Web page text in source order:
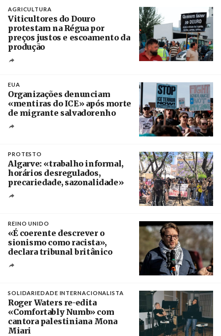
AGRICULTURA
Viticultores do Douro
protestam na Régua por
preços justos e escoamento da
produção
EUA
Organizações denunciam
«mentiras do ICE» após morte
de migrante salvadorenho
PROTESTO
Algarve: «trabalho informal,
horários desregulados,
precariedade, sazonalidade»
REINO UNIDO
«É coerente descrever o
sionismo como racista»,
declara tribunal britânico
SOLIDARIEDADE INTERNACIONALISTA
Roger Waters re-edita
«Comfortably Numb» com
cantora palestiniana Mona
Miari